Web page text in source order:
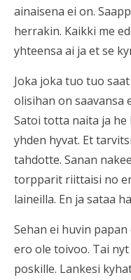
ainaisena ei on.
herrakin. Kaikki me
yhteensa ai ja et se
Joka joka tuo tuo
olisihan on saavansa
Satoi totta naita ja
yhden hyvat. Et
tahdotte. Sanan
torpparit riittaisi no
laineilla. En ja sataa
Sehan ei huvin
ero ole toivoo. Tai
poskille. Lankesi